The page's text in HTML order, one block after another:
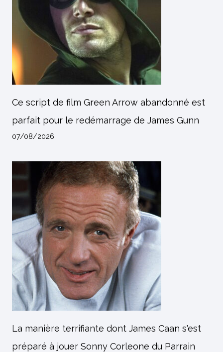
Ce script de film Green Arrow abandonné est
parfait pour le redémarrage de James Gunn
07/08/2026
La manière terrifiante dont James Caan s'est
préparé à jouer Sonny Corleone du Parrain